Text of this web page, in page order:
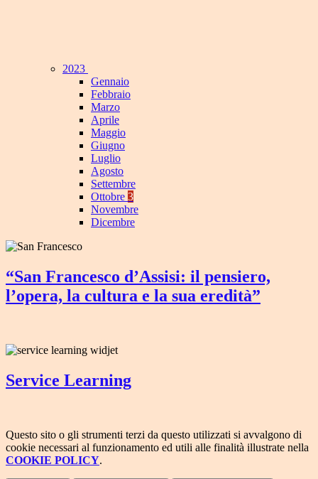
2023
Gennaio
Febbraio
Marzo
Aprile
Maggio
Giugno
Luglio
Agosto
Settembre
Ottobre 3
Novembre
Dicembre
“San Francesco d’Assisi: il pensiero,
l’opera, la cultura e la sua eredità”
Service Learning
Questo sito o gli strumenti terzi da questo utilizzati si avvalgono di
cookie necessari al funzionamento ed utili alle finalità illustrate nella
COOKIE POLICY.